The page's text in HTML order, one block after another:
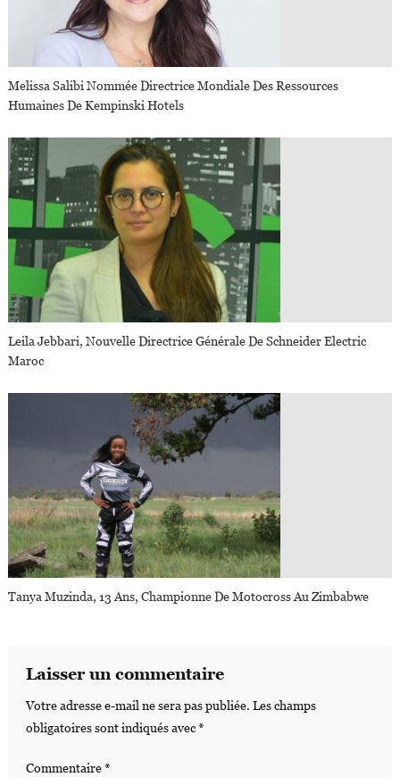
Melissa Salibi Nommée Directrice Mondiale Des Ressources
Humaines De Kempinski Hotels
Leila Jebbari, Nouvelle Directrice Générale De Schneider Electric
Maroc
Tanya Muzinda, 13 Ans, Championne De Motocross Au Zimbabwe
Laisser un commentaire
Votre adresse e-mail ne sera pas publiée. Les champs
obligatoires sont indiqués avec*
Commentaire*